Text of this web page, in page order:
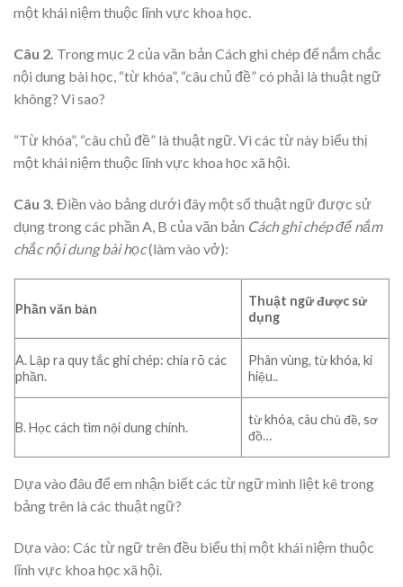
một khái niệm thuộc lĩnh vực khoa học.
Câu 2. Trong mục 2 của văn bản Cách ghi chép để nắm chắc
nội dung bài học, “từ khóa”, “câu chủ đề” có phải là thuật ngữ
không? Vì sao?
“Từ khóa”, “câu chủ đề” là thuật ngữ. Vì các từ này biểu thị
một khái niệm thuộc lĩnh vực khoa học xã hội.
Câu 3. Điền vào bảng dưới đây một số thuật ngữ được sử
dụng trong các phần A, B của văn bản Cách ghi chép để nắm
chắc nội dung bài học(làm vào vở):
Phần văn bản
Thuật ngữ được sử
dụng
A. Lập ra quy tắc ghi chép: chia rõ các
phần.
Phân vùng, từ khóa, kí
hiệu..
B. Học cách tìm nội dung chính.
từ khóa, câu chủ đề, sơ
đồ…
Dựa vào đâu để em nhận biết các từ ngữ mình liệt kê trong
bảng trên là các thuật ngữ?
Dựa vào: Các từ ngữ trên đều biểu thị một khái niệm thuộc
lĩnh vực khoa học xã hội.